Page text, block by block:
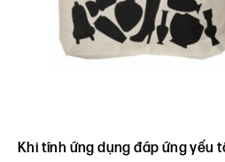
Khi tính ứng dụng đáp ứng yếu